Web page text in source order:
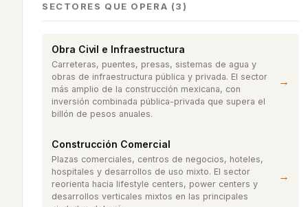
SECTORES QUE OPERA (3)
Obra Civil e Infraestructura
Carreteras, puentes, presas, sistemas de agua y
obras de infraestructura pública y privada. El sector
más amplio de la construcción mexicana, con
inversión combinada pública-privada que supera el
billón de pesos anuales.
→
Construcción Comercial
Plazas comerciales, centros de negocios, hoteles,
hospitales y desarrollos de uso mixto. El sector
reorienta hacia lifestyle centers, power centers y
desarrollos verticales mixtos en las principales
→